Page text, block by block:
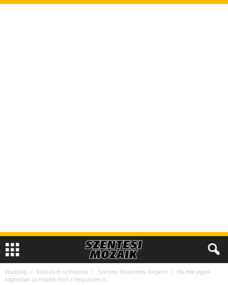
Kezdőlap Kultúra és szórakozás Szentesi Művelődési Központ
Ma este.Jegyek
kaphatòak az előadás előtt a helyszínen is…